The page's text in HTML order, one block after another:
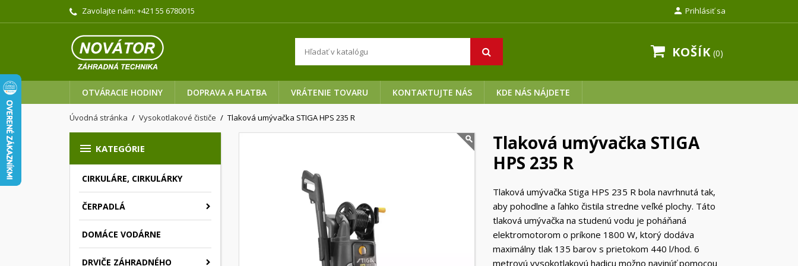
Zavolajte nám: +421 55 6780015  Prihlásiť sa
KOŠÍK 0
OTVÁRACIE HODINY DOPRAVA A PLATBA VRÁTENIE TOVARU KONTAKTUJTE NÁS KDE NÁS NÁJDETE
Úvodná stránka Vysokotlakové čističe Tlaková umývačka STIGA HPS 235 R
 KATEGÓRIE
CIRKULÁRE, CIRKULÁRKY
ČERPADLÁ
DOMÁCE VODÁRNE
DRVIČE ZÁHRADNÉHO
Tlaková umývačka STIGA
HPS 235 R
Tlaková umývačka Stiga HPS 235 R bola navrhnutá tak,
aby pohodlne a ľahko čistila stredne veľké plochy. Táto
tlaková umývačka na studenú vodu je poháňaná
elektromotorom o príkone 1800 W, ktorý dodáva
maximálny tlak 135 barov s prietokom 440 l/hod. 6
metrovú vysokotlakovú hadicu možno navinúť pomocou